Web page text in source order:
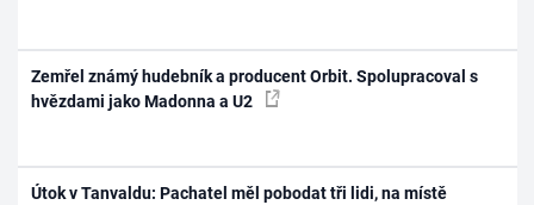
Zemřel známý hudebník a producent Orbit. Spolupracoval s
hvězdami jako Madonna a U2
Útok v Tanvaldu: Pachatel měl pobodat tři lidi, na místě